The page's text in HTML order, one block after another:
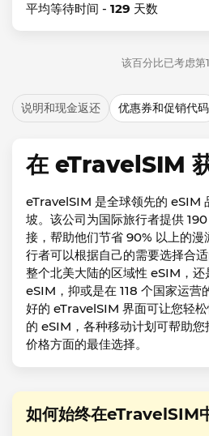
平均等待时间 - 129 天数
该百分比已考虑第
说明和现金返还 优惠券和促销代码
在 eTravelSIM
eTravelSIM 是全球领先的 eSIM
坡。该公司为国际旅行者提供
接，帮助他们节省 90% 以上的漫
行者可以根据自己的需要选择合
整个北美大陆的区域性 eSIM，
eSIM，抑或是在 118 个国家运营
好的 eTravelSIM 界面可让您轻
的 eSIM，各种移动计划可帮助
价格方面的最佳选择。
如何始终在eTravelSIM